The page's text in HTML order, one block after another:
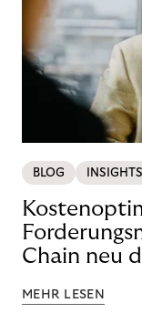
BLOG INSIGHTS
Chain neu
MEHR LESEN